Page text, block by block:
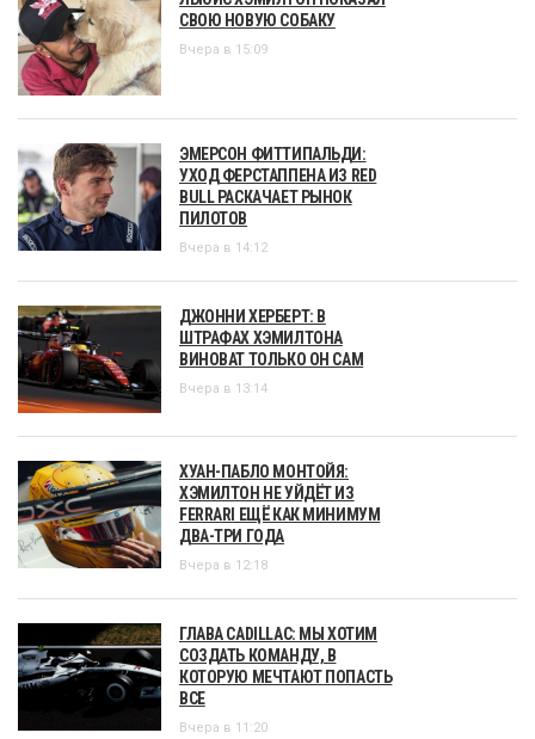
СВОЮ НОВУЮ СОБАКУ
Вчера в 15:09
ЭМЕРСОН ФИТТИПАЛЬДИ:
УХОД ФЕРСТАППЕНА ИЗ RED
BULL РАСКАЧАЕТ РЫНОК
ПИЛОТОВ
Вчера в 14:12
ДЖОННИ ХЕРБЕРТ: В
ШТРАФАХ ХЭМИЛТОНА
ВИНОВАТ ТОЛЬКО ОН САМ
Вчера в 13:14
ХУАН-ПАБЛО МОНТОЙЯ:
ХЭМИЛТОН НЕ УЙДЁТ ИЗ
FERRARI ЕЩЁ КАК МИНИМУМ
ДВА-ТРИ ГОДА
Вчера в 12:18
ГЛАВА CADILLAC: МЫ ХОТИМ
СОЗДАТЬ КОМАНДУ, В
КОТОРУЮ МЕЧТАЮТ ПОПАСТЬ
ВСЕ
Вчера в 11:20